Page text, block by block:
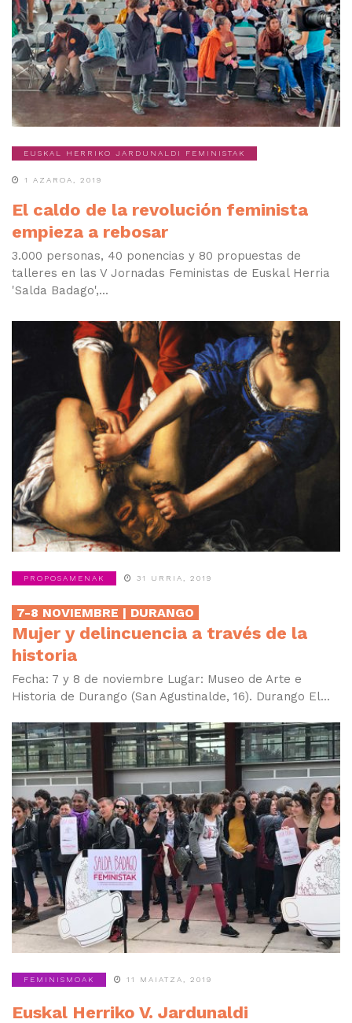
EUSKAL HERRIKO JARDUNALDI FEMINISTAK
1 AZAROA, 2019
El caldo de la revolución feminista
empieza a rebosar
3.000 personas, 40 ponencias y 80 propuestas de
talleres en las V Jornadas Feministas de Euskal Herria
'Salda Badago',...
PROPOSAMENAK 31 URRIA, 2019
7-8 NOVIEMBRE | DURANGO
Mujer y delincuencia a través de la
historia
Fecha: 7 y 8 de noviembre Lugar: Museo de Arte e
Historia de Durango (San Agustinalde, 16). Durango El...
FEMINISMOAK 11 MAIATZA, 2019
Euskal Herriko V. Jardunaldi